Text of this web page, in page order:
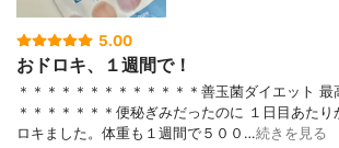
5.00
おドロキ、１週間で！
＊＊＊＊＊＊＊＊＊＊＊＊＊善玉菌ダイエット 最
＊＊＊＊＊＊＊便秘ぎみだったのに １日目あた
ロキました。体重も１週間で５００…続きを見る